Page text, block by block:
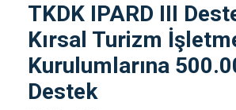
TKDK IPARD III
Kırsal Turizm
Kurulumlarına
Destek